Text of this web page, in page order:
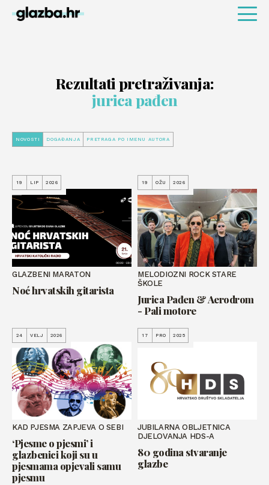
Rezultati pretraživanja:
jurica pađen
NOVOSTI DOGAĐANJA PRETRAGA PO IMENU AUTORA
19 LIP 2026
GLAZBENI MARATON
Noć hrvatskih gitarista
19 OŽU 2026
MELODIOZNI ROCK STARE
ŠKOLE
Jurica Pađen & Aerodrom
- Pali motore
24 VELJ 2026
KAD PJESMA ZAPJEVA O SEBI
‘Pjesme o pjesmi’ i
glazbenici koji su u
pjesmama opjevali samu
pjesmu
17 PRO 2025
JUBILARNA OBLJETNICA
DJELOVANJA HDS-A
80 godina stvaranje
glazbe